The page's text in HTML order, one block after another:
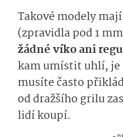
Takové modely mají
(zpravidla pod 1
žádné víko ani
kam umístit uhlí,
musíte často
od dražšího grilu
lidí koupí.